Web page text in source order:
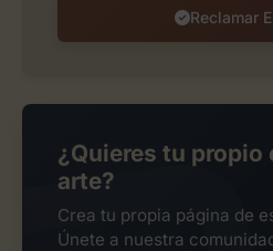
Reclamar
¿Quieres tu propio
arte?
Crea tu propia página de
Únete a nuestra